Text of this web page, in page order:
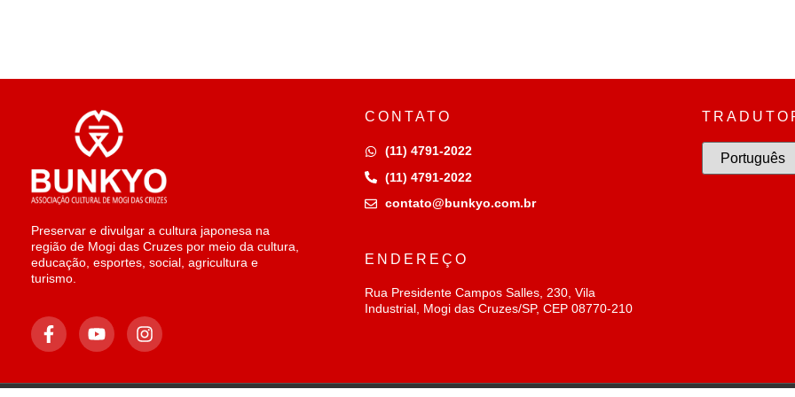
Preservar e divulgar a cultura japonesa na
região de Mogi das Cruzes por meio da cultura,
educação, esportes, social, agricultura e
turismo.
CONTATO
(11) 4791-2022
(11) 4791-2022
contato@bunkyo.com.br
ENDEREÇO
Rua Presidente Campos Salles, 230, Vila
Industrial, Mogi das Cruzes/SP, CEP 08770-210